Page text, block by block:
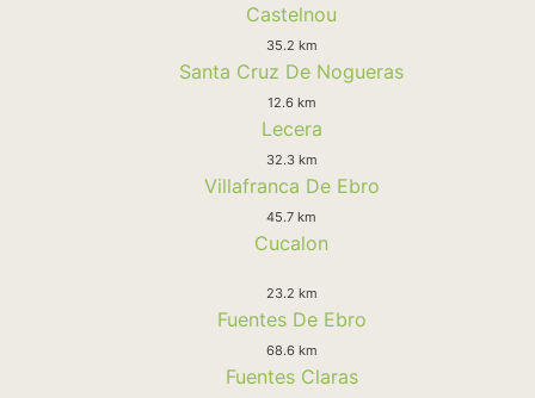
Castelnou
35.2 km
Santa Cruz De Nogueras
12.6 km
Lecera
32.3 km
Villafranca De Ebro
45.7 km
Cucalon
23.2 km
Fuentes De Ebro
68.6 km
Fuentes Claras